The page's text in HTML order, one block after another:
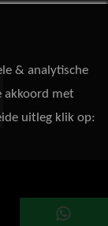
& analytische
akkoord met
uitleg klik op: